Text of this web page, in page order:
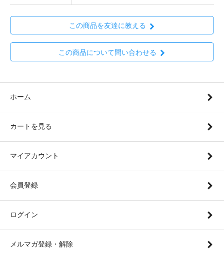
この商品を友達に教える
この商品について問い合わせる
ホーム
カートを見る
マイアカウント
会員登録
ログイン
メルマガ登録・解除